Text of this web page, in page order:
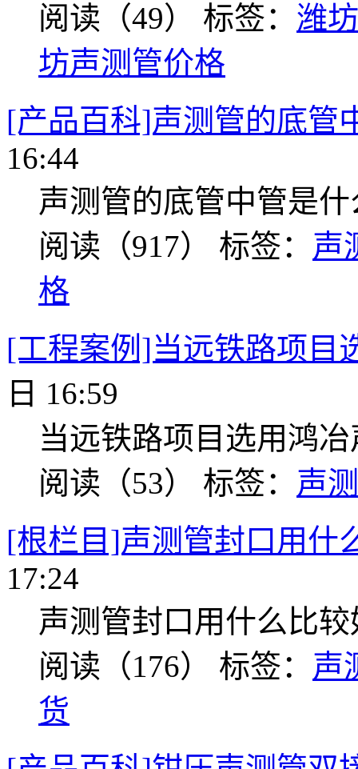
阅读（49） 标签： 潍
坊声测管价格
[产品百科]声测管的底管
16:44
声测管的底管中管是什
阅读（917） 标签： 声
格
[工程案例]当远铁路项目
日 16:59
当远铁路项目选用鸿
阅读（53） 标签： 声
[根栏目]声测管封口用什
17:24
声测管封口用什么比较
阅读（176） 标签： 声
货